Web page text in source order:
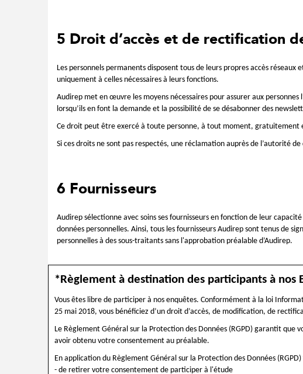
5 Droit d’accès et de rectification
Les personnels permanents disposent tous de leurs propres accès
uniquement à celles nécessaires à leurs fonctions.
Audirep met en œuvre les moyens nécessaires pour assurer aux
lorsqu’ils en font la demande et la possibilité de se désabonner des
Ce droit peut être exercé à toute personne, à tout moment, gratuitement
Si ces droits ne sont pas respectés, une réclamation auprès de l’autorité
6 Fournisseurs
Audirep sélectionne avec soins ses fournisseurs en fonction de leur
données personnelles. Ainsi, tous les fournisseurs Audirep sont tenus de
personnelles à des sous-traitants sans l'approbation préalable d’Audirep.
*Règlement à destination des participants à nos
Vous êtes libre de participer à nos enquêtes. Conformément à la loi
25 mai 2018, vous bénéficiez d’un droit d’accès, de modification, de
Le Règlement Général sur la Protection des Données (RGPD) garantit que
avoir obtenu votre consentement au préalable.
En application du Règlement Général sur la Protection des Données
- de retirer votre consentement de participer à l'étude